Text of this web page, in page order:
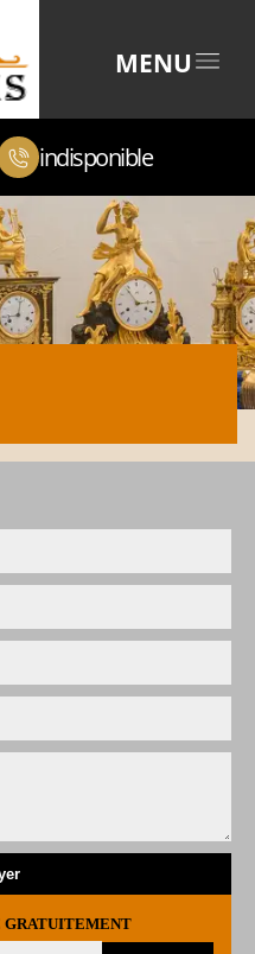
MENU
indisponible
GRATUITEMENT